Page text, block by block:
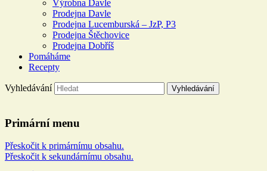
Výrobna Davle
Prodejna Davle
Prodejna Lucemburská – JzP, P3
Prodejna Štěchovice
Prodejna Dobříš
Pomáháme
Recepty
Vyhledávání
Primární menu
Přeskočit k primárnímu obsahu.
Přeskočit k sekundárnímu obsahu.